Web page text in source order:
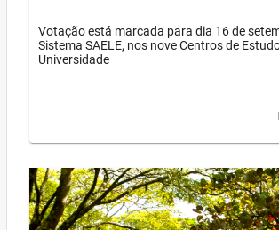
Votação está marcada para dia 16 de
Sistema SAELE, nos nove Centros de
Universidade